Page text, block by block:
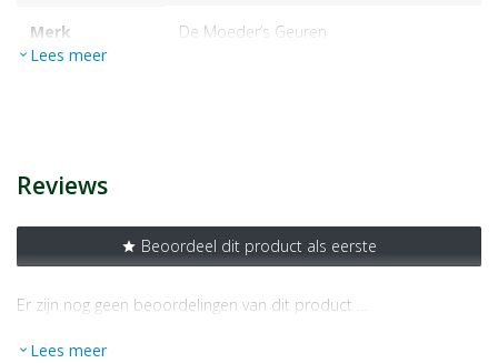
Merk de moeder’s geuren
expand_more Lees meer
Reviews
star Beoordeel dit product als eerste
Er zijn nog geen beoordelingen van dit product …
expand_more Lees meer